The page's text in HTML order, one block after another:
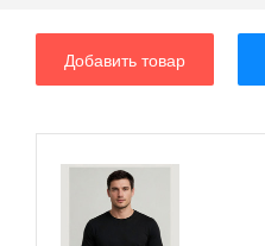
Добавить товар